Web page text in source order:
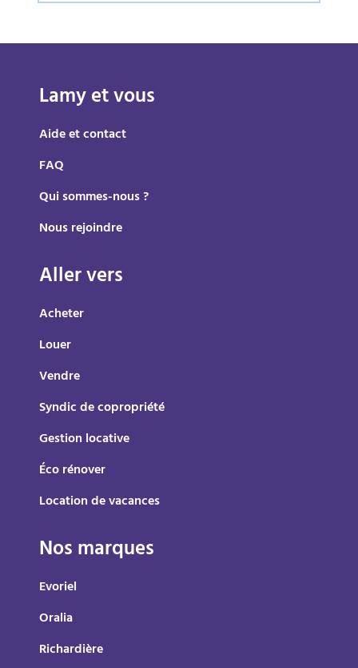
Lamy et vous
Aide et contact
FAQ
Qui sommes-nous ?
Nous rejoindre
Aller vers
Acheter
Louer
Vendre
Syndic de copropriété
Gestion locative
Éco rénover
Location de vacances
Nos marques
Evoriel
Oralia
Richardière